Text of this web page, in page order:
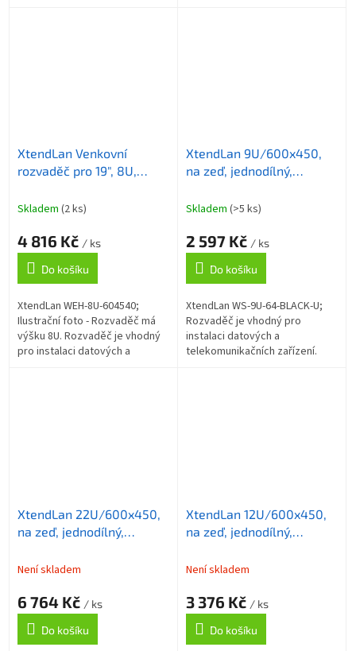
XtendLan Venkovní
rozvaděč pro 19", 8U,
šedý
Skladem (2 ks)
4 816 Kč / ks
Do košíku
XtendLan WEH-8U-604540;
Ilustrační foto - Rozvaděč má
výšku 8U. Rozvaděč je vhodný
pro instalaci datových a
XtendLan 9U/600x450,
na zeď, jednodílný,
dveře, černý
Skladem (>5 ks)
2 597 Kč / ks
Do košíku
XtendLan WS-9U-64-BLACK-U;
Rozvaděč je vhodný pro
instalaci datových a
telekomunikačních zařízení.
XtendLan 22U/600x450,
na zeď, jednodílný,
Není skladem
6 764 Kč / ks
Do košíku
XtendLan 12U/600x450,
na zeď, jednodílný,
Není skladem
3 376 Kč / ks
Do košíku